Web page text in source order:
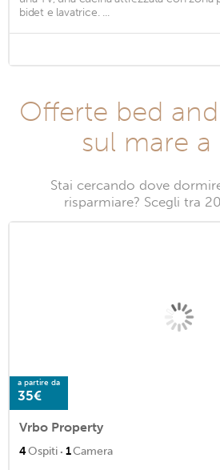
bidet e lavatrice. ...
Offerte bed
sul mare a
Stai cercando dove
risparmiare? Scegli tra
a partire da
35€
Vrbo Property
4Ospiti · 1Camera